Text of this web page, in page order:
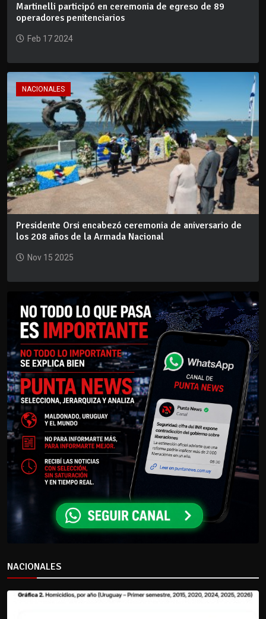
Martinelli participó en ceremonia de egreso de 89
operadores penitenciarios
Feb 17 2024
NACIONALES
Presidente Orsi encabezó ceremonia de aniversario de
los 208 años de la Armada Nacional
Nov 15 2025
NACIONALES